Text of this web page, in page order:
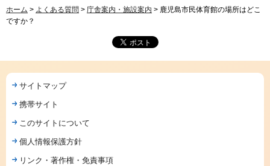
ホーム > よくある質問 > 庁舎案内・施設案内 > 鹿児島市民体育館の場所はどこ
ですか？
サイトマップ
携帯サイト
このサイトについて
個人情報保護方針
リンク・著作権・免責事項